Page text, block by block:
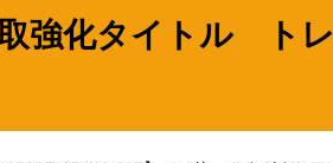
強化タイトル ト